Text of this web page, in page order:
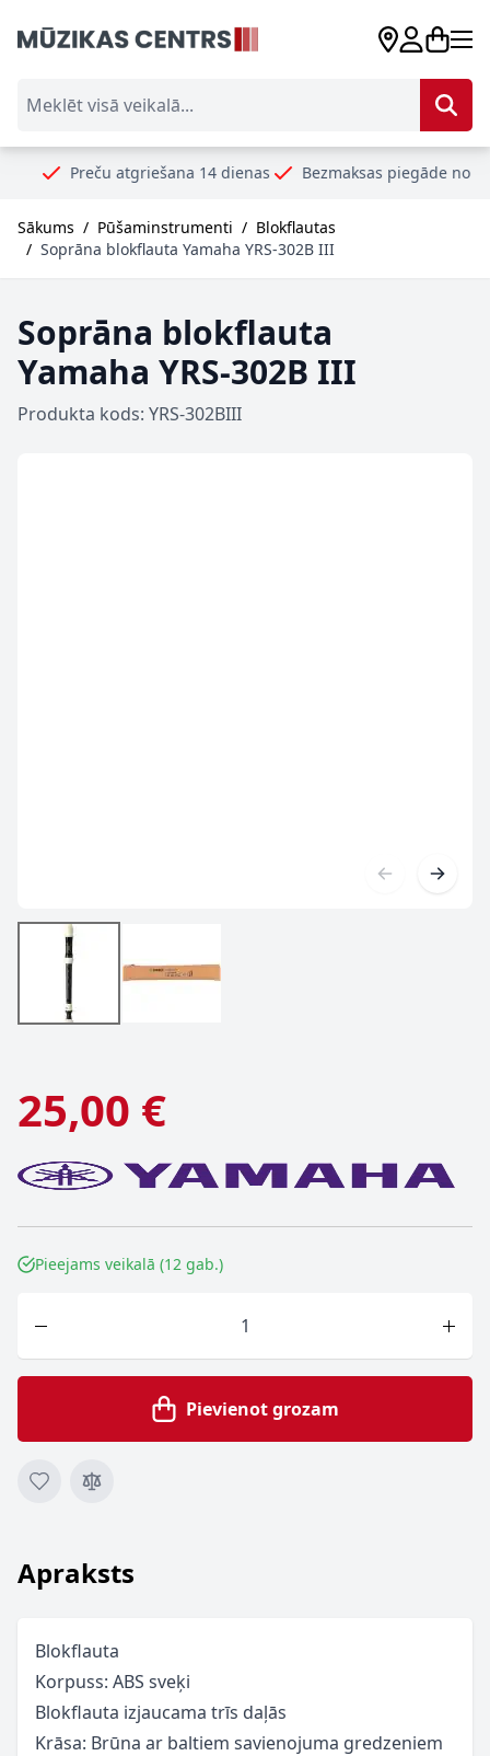
atgriešana 14 dienas Bezmaksas piegāde no 99€
Sākums / Pūšaminstrumenti / Blokflautas
/ Soprāna blokflauta Yamaha YRS-302B III
Soprāna blokflauta
Yamaha YRS-302B III
Produkta kods: YRS-302BIII
25,00 €
Pieejams veikalā (12 gab.)
Pievienot grozam
Apraksts
Blokflauta
Korpuss: ABS sveķi
Blokflauta izjaucama trīs daļās
Krāsa: Brūna ar baltiem savienojuma gredzeniem